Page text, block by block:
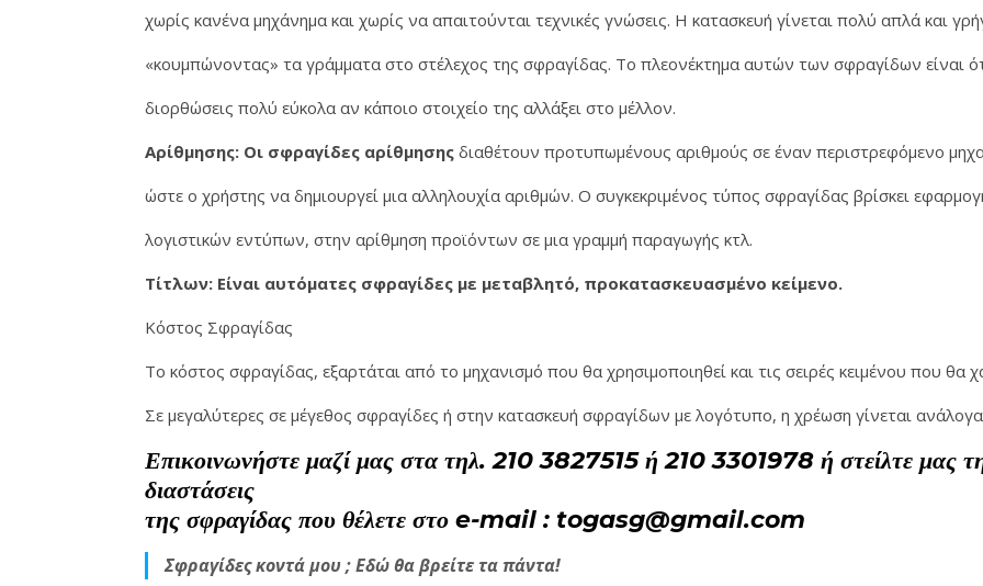
χωρίς κανένα μηχάνημα και χωρίς να απαιτούνται τεχνικές γνώσεις. Η κατασκευή γίνεται πολύ απλά και
«κουμπώνοντας» τα γράμματα στο στέλεχος της σφραγίδας. Το πλεονέκτημα αυτών των σφραγίδων είναι
διορθώσεις πολύ εύκολα αν κάποιο στοιχείο της αλλάξει στο μέλλον.
Αρίθμησης: Οι σφραγίδες αρίθμησης διαθέτουν προτυπωμένους αριθμούς σε έναν περιστρεφόμενο
ώστε ο χρήστης να δημιουργεί μια αλληλουχία αριθμών. Ο συγκεκριμένος τύπος σφραγίδας βρίσκει
λογιστικών εντύπων, στην αρίθμηση προϊόντων σε μια γραμμή παραγωγής κτλ.
Τίτλων: Είναι αυτόματες σφραγίδες με μεταβλητό, προκατασκευασμένο κείμενο.
Κόστος Σφραγίδας
Το κόστος σφραγίδας, εξαρτάται από το μηχανισμό που θα χρησιμοποιηθεί και τις σειρές κειμένου που θα
Σε μεγαλύτερες σε μέγεθος σφραγίδες ή στην κατασκευή σφραγίδων με λογότυπο, η χρέωση γίνεται
Επικοινωνήστε μαζί μας στα τηλ. 210 3827515 ή 210 3301978 ή στείλτε μας
διαστάσεις
της σφραγίδας που θέλετε στο e-mail : togasg@gmail.com
Σφραγίδες κοντά μου ; Εδώ θα βρείτε τα πάντα!